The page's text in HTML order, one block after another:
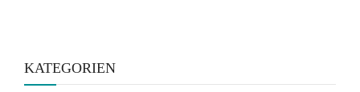
KATEGORIEN